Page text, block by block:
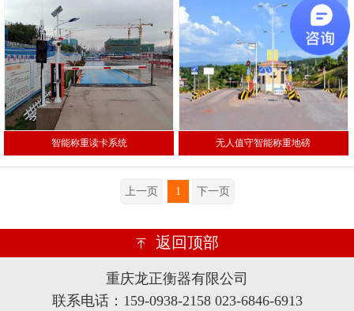
智能称重读卡系统 无人值守智能称重地磅
上一页 1 下一页
返回顶部
重庆龙正衡器有限公司
联系电话：159-0938-2158 023-6846-6913